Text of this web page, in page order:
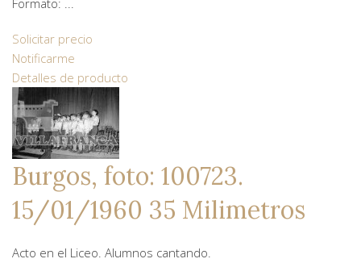
Formato: ...
Solicitar precio
Notificarme
Detalles de producto
Burgos, foto: 100723.
15/01/1960 35 Milimetros
Acto en el Liceo. Alumnos cantando.